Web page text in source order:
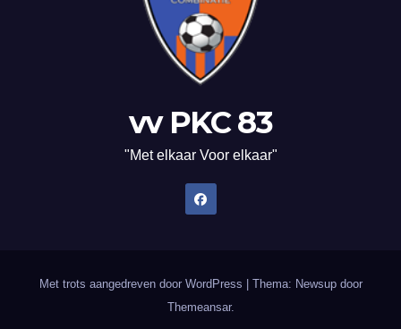
vv PKC 83
"Met elkaar Voor elkaar"
Met trots aangedreven door WordPress
Thema: Newsup door
Themeansar.